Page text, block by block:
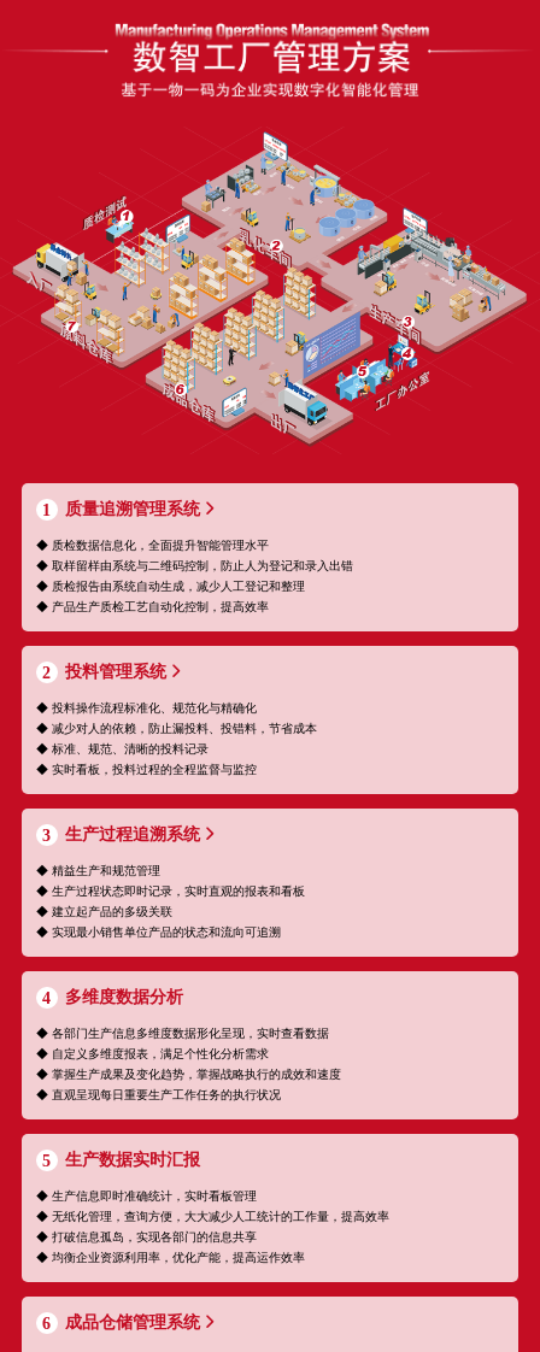
1 质量追溯管理系统
◆ 质检数据信息化，全面提升智能管理水平
◆ 取样留样由系统与二维码控制，防止人为登记和录入出错
◆ 质检报告由系统自动生成，减少人工登记和整理
◆ 产品生产质检工艺自动化控制，提高效率
2 投料管理系统
◆ 投料操作流程标准化、规范化与精确化
◆ 减少对人的依赖，防止漏投料、投错料，节省成本
◆ 标准、规范、清晰的投料记录
◆ 实时看板，投料过程的全程监督与监控
3 生产过程追溯系统
◆ 精益生产和规范管理
◆ 生产过程状态即时记录，实时直观的报表和看板
◆ 建立起产品的多级关联
◆ 实现最小销售单位产品的状态和流向可追溯
4 多维度数据分析
◆ 各部门生产信息多维度数据形化呈现，实时查看数据
◆ 自定义多维度报表，满足个性化分析需求
◆ 掌握生产成果及变化趋势，掌握战略执行的成效和速度
◆ 直观呈现每日重要生产工作任务的执行状况
5 生产数据实时汇报
◆ 生产信息即时准确统计，实时看板管理
◆ 无纸化管理，查询方便，大大减少人工统计的工作量，提高效率
◆ 打破信息孤岛，实现各部门的信息共享
◆ 均衡企业资源利用率，优化产能，提高运作效率
6 成品仓储管理系统